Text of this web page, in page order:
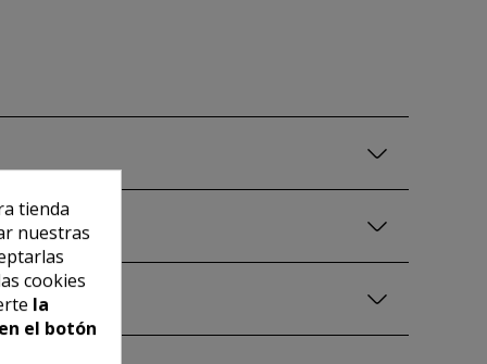
tienda
nuestras
cookies
la
el botón